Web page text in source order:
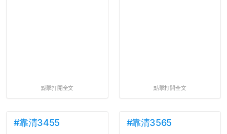
點擊打開全文 點擊打開全文
#靠清3455 #靠清3565